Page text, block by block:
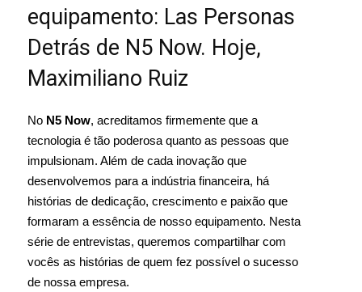
equipamento: Las Personas
Detrás de N5 Now. Hoje,
Maximiliano Ruiz
No N5 Now, acreditamos firmemente que a
tecnologia é tão poderosa quanto as pessoas que
impulsionam. Além de cada inovação que
desenvolvemos para a indústria financeira, há
histórias de dedicação, crescimento e paixão que
formaram a essência de nosso equipamento. Nesta
série de entrevistas, queremos compartilhar com
vocês as histórias de quem fez possível o sucesso
de nossa empresa.